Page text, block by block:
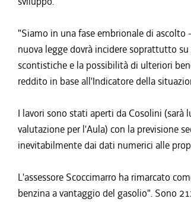
"Siamo in una fase embrionale di
nuova legge dovrà incidere soprattutto
scontistiche e la possibilità di ulteriori
reddito in base all'Indicatore della
I lavori sono stati aperti da Cosolini
valutazione per l'Aula) con la previsione
inevitabilmente dai dati numerici alle
L'assessore Scoccimarro ha rimarcato
benzina a vantaggio del gasolio". Sono